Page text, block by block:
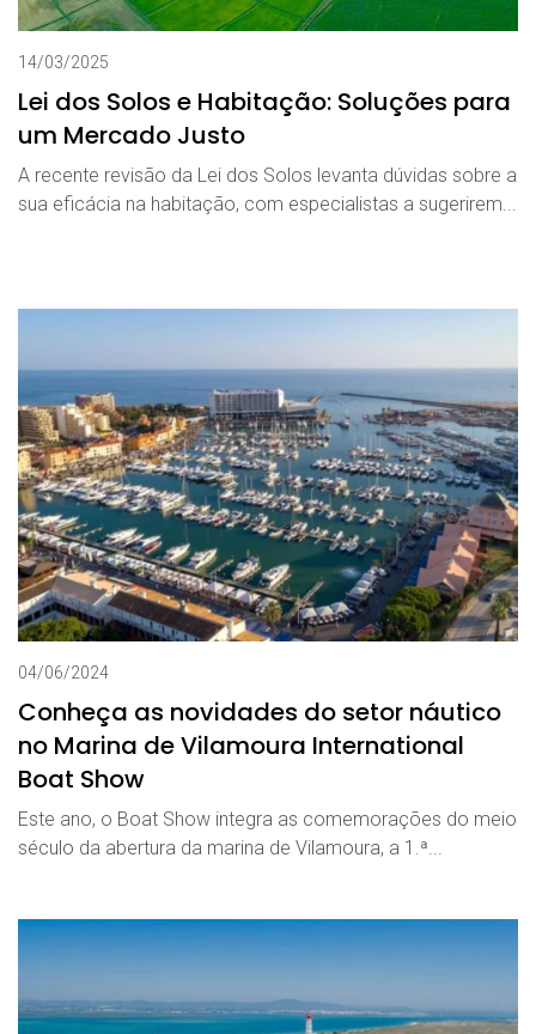
14/03/2025
Lei dos Solos e Habitação: Soluções para
um Mercado Justo
A recente revisão da Lei dos Solos levanta dúvidas sobre a
sua eficácia na habitação, com especialistas a sugerirem...
04/06/2024
Conheça as novidades do setor náutico
no Marina de Vilamoura International
Boat Show
Este ano, o Boat Show integra as comemorações do meio
século da abertura da marina de Vilamoura, a 1.ª...